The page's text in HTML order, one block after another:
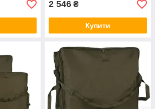
2 546 ₴
Купити